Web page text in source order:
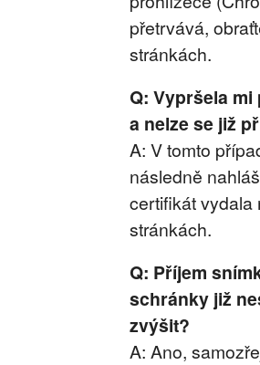
přetrvává,
stránkách.
Q: Vypršela
a nelze se již
A: V tomto
následně
certifikát vydala
stránkách.
Q: Příjem
schránky již
zvýšit?
A: Ano,